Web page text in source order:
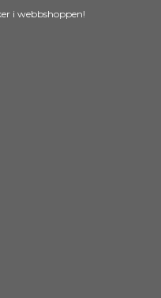
i webbshoppen!